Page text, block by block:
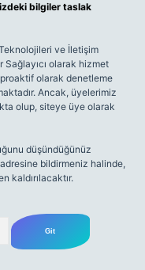
bilgiler taslak
ve İletişim
Sağlayıcı olarak hizmet
olarak denetleme
Ancak, üyelerimiz
olup, siteye üye olarak
düşündüğünüz
adresine bildirmeniz halinde,
kaldırılacaktır.